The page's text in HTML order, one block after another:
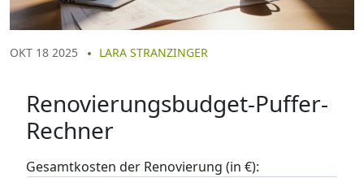
OKT 18 2025 LARA STRANZINGER
Renovierungsbudget-Puffer-
Rechner
Gesamtkosten der Renovierung (in €):